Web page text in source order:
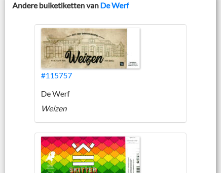
Andere buiketiketten van De Werf
#115757
De Werf
Weizen